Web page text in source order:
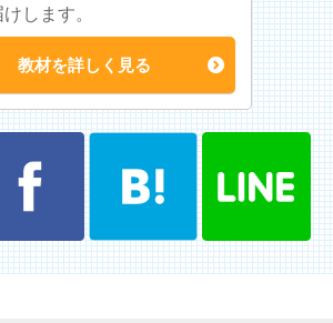
します。
教材を詳しく見る